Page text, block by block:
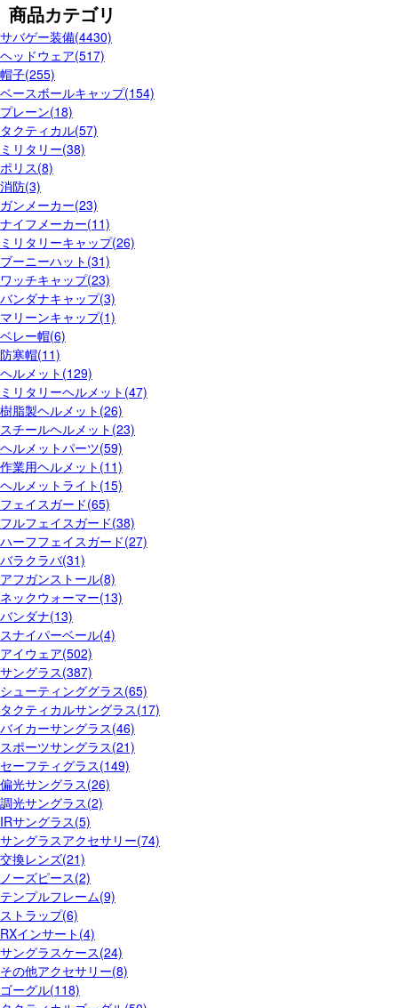
商品カテゴリ
サバゲー装備(4430)
ヘッドウェア(517)
帽子(255)
ベースボールキャップ(154)
プレーン(18)
タクティカル(57)
ミリタリー(38)
ポリス(8)
消防(3)
ガンメーカー(23)
ナイフメーカー(11)
ミリタリーキャップ(26)
ブーニーハット(31)
ワッチキャップ(23)
バンダナキャップ(3)
マリーンキャップ(1)
ベレー帽(6)
防寒帽(11)
ヘルメット(129)
ミリタリーヘルメット(47)
樹脂製ヘルメット(26)
スチールヘルメット(23)
ヘルメットパーツ(59)
作業用ヘルメット(11)
ヘルメットライト(15)
フェイスガード(65)
フルフェイスガード(38)
ハーフフェイスガード(27)
バラクラバ(31)
アフガンストール(8)
ネックウォーマー(13)
バンダナ(13)
スナイパーベール(4)
アイウェア(502)
サングラス(387)
シューティンググラス(65)
タクティカルサングラス(17)
バイカーサングラス(46)
スポーツサングラス(21)
セーフティグラス(149)
偏光サングラス(26)
調光サングラス(2)
IRサングラス(5)
サングラスアクセサリー(74)
交換レンズ(21)
ノーズピース(2)
テンプルフレーム(9)
ストラップ(6)
RXインサート(4)
サングラスケース(24)
その他アクセサリー(8)
ゴーグル(118)